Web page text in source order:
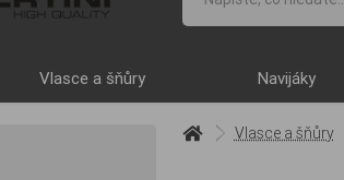
Vlasce a šňůry Navijáky
Vlasce a šňůry